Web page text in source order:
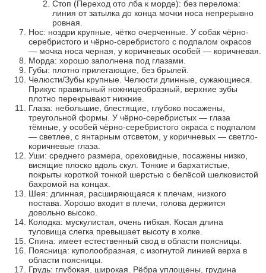
Стоп (Переход ото лба к морде): без перелома:
линия от затылка до конца мочки носа непрерывно
ровная.
Нос: ноздри крупные, чётко очерченные. У собак чёрно-
серебристого и чёрно-серебристого с подпалом окрасов
— мочка носа черная, у коричневых особей — коричневая.
Морда: хорошо заполнена под глазами.
Губы: плотно прилегающие, без брылей.
Челюсти/Зубы крупные. Челюсти длинные, сужающиеся.
Прикус правильный ножницеобразный, верхние зубы
плотно перекрывают нижние.
Глаза: небольшие, блестящие, глубоко посажены,
треугольной формы. У чёрно-серебристых — глаза
тёмные, у особей чёрно-серебристого окраса с подпалом
— светлее, с янтарным отсветом, у коричневых — светло-
коричневые глаза.
Уши: среднего размера, ореховидные, посажены низко,
висящие плоско вдоль скул. Тонкие и бархатистые,
покрыты короткой тонкой шерстью с белёсой шелковистой
бахромой на концах.
Шея: длинная, расширяющаяся к плечам, низкого
постава. Хорошо входит в плечи, голова держится
довольно высоко.
Колодка: мускулистая, очень гибкая. Косая длина
туловища слегка превышает высоту в холке.
Спина: имеет естественный свод в области поясницы.
Поясница: куполообразная, с изогнутой линией верха в
области поясницы.
Грудь: глубокая, широкая. Рёбра уплощены, грудина